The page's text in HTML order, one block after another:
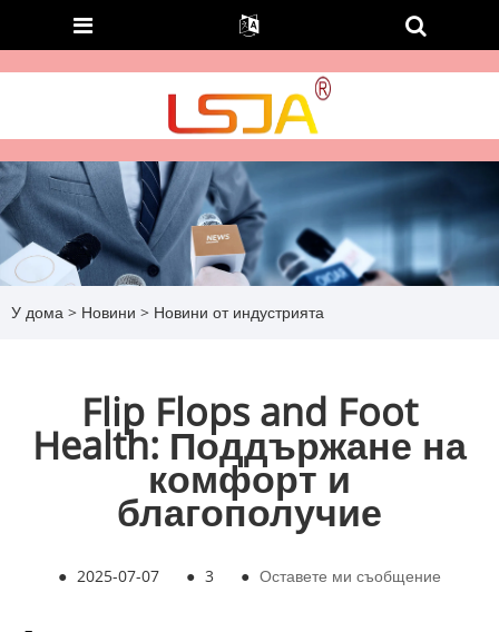
У дома > Новини > Новини от индустрията
Flip Flops and Foot
Health: Поддържане на
комфорт и
благополучие
● 2025-07-07 ● 3 ● Оставете ми съобщение